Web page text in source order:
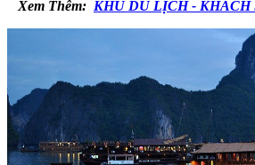
Xem Thêm: KHU DU LỊCH -